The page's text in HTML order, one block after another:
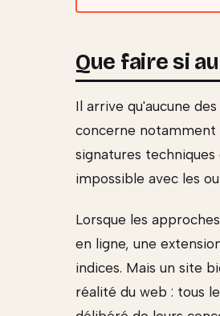
Que faire si
Il arrive qu'aucune
concerne notamment
signatures
impossible avec les
Lorsque les
en ligne, une
indices. Mais un site
réalité du web : tous